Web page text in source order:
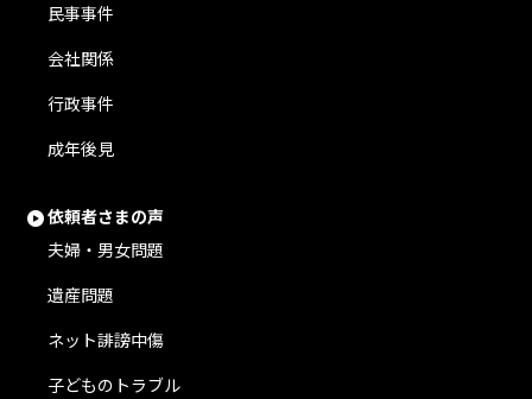
民事事件
会社関係
行政事件
成年後見
依頼者さまの声
夫婦・男女問題
遺産問題
ネット誹謗中傷
子どものトラブル